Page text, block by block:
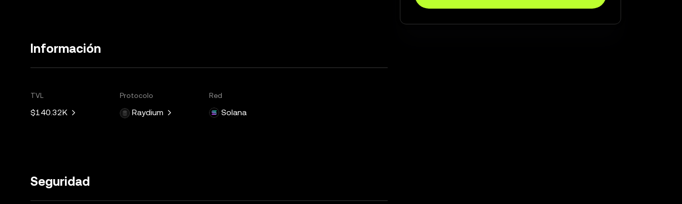
Información
TVL
$140.32K
Protocolo
Raydium
Red
Solana
Seguridad